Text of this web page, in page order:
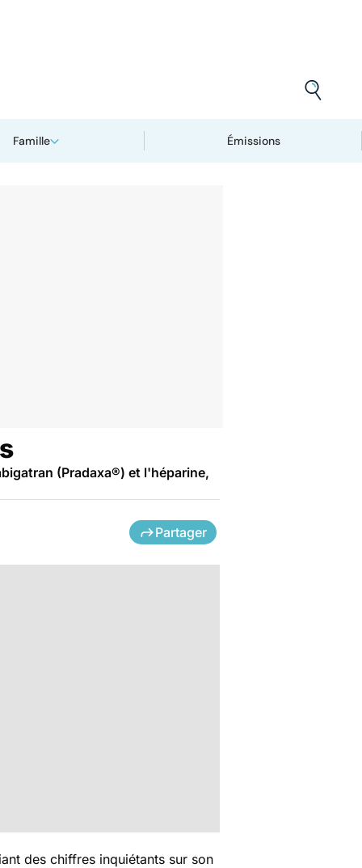
Famille Émissions
(Pradaxa®) et l'héparine,
Partager
des chiffres inquiétants sur son